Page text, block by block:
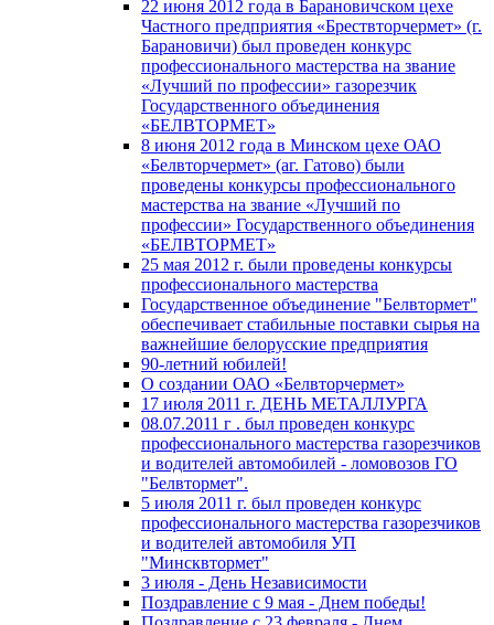
22 июня 2012 года в Барановичском цехе
Частного предприятия «Брествторчермет» (г.
Барановичи) был проведен конкурс
профессионального мастерства на звание
«Лучший по профессии» газорезчик
Государственного объединения
«БЕЛВТОРМЕТ»
8 июня 2012 года в Минском цехе ОАО
«Белвторчермет» (аг. Гатово) были
проведены конкурсы профессионального
мастерства на звание «Лучший по
профессии» Государственного объединения
«БЕЛВТОРМЕТ»
25 мая 2012 г. были проведены конкурсы
профессионального мастерства
Государственное объединение "Белвтормет"
обеспечивает стабильные поставки сырья на
важнейшие белорусские предприятия
90-летний юбилей!
О создании ОАО «Белвторчермет»
17 июля 2011 г. ДЕНЬ МЕТАЛЛУРГА
08.07.2011 г . был проведен конкурс
профессионального мастерства газорезчиков
и водителей автомобилей - ломовозов ГО
"Белвтормет".
5 июля 2011 г. был проведен конкурс
профессионального мастерства газорезчиков
и водителей автомобиля УП
"Минсквтормет"
3 июля - День Независимости
Поздравление с 9 мая - Днем победы!